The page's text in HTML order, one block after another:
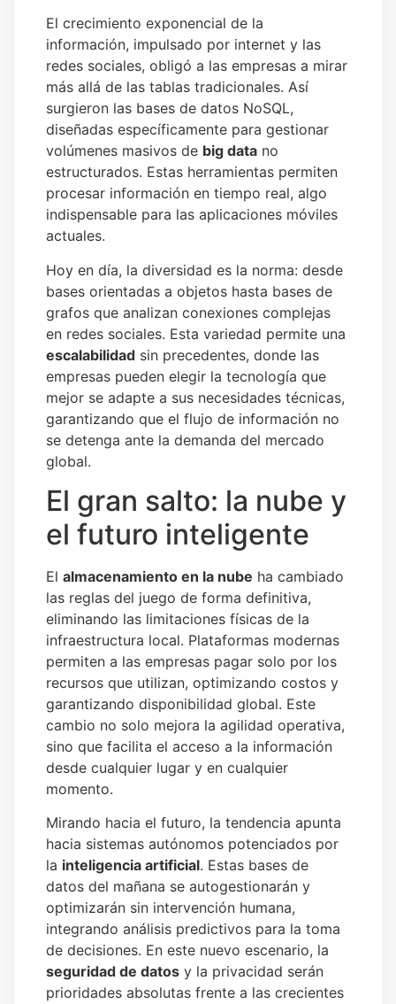
El crecimiento exponencial de la
información, impulsado por internet y las
redes sociales, obligó a las empresas a mirar
más allá de las tablas tradicionales. Así
surgieron las bases de datos NoSQL,
diseñadas específicamente para gestionar
volúmenes masivos de big data no
estructurados. Estas herramientas permiten
procesar información en tiempo real, algo
indispensable para las aplicaciones móviles
actuales.
Hoy en día, la diversidad es la norma: desde
bases orientadas a objetos hasta bases de
grafos que analizan conexiones complejas
en redes sociales. Esta variedad permite una
escalabilidad sin precedentes, donde las
empresas pueden elegir la tecnología que
mejor se adapte a sus necesidades técnicas,
garantizando que el flujo de información no
se detenga ante la demanda del mercado
global.
El gran salto: la nube y
el futuro inteligente
El almacenamiento en la nube ha cambiado
las reglas del juego de forma definitiva,
eliminando las limitaciones físicas de la
infraestructura local. Plataformas modernas
permiten a las empresas pagar solo por los
recursos que utilizan, optimizando costos y
garantizando disponibilidad global. Este
cambio no solo mejora la agilidad operativa,
sino que facilita el acceso a la información
desde cualquier lugar y en cualquier
momento.
Mirando hacia el futuro, la tendencia apunta
hacia sistemas autónomos potenciados por
la inteligencia artificial. Estas bases de
datos del mañana se autogestionarán y
optimizarán sin intervención humana,
integrando análisis predictivos para la toma
de decisiones. En este nuevo escenario, la
seguridad de datos y la privacidad serán
prioridades absolutas frente a las crecientes